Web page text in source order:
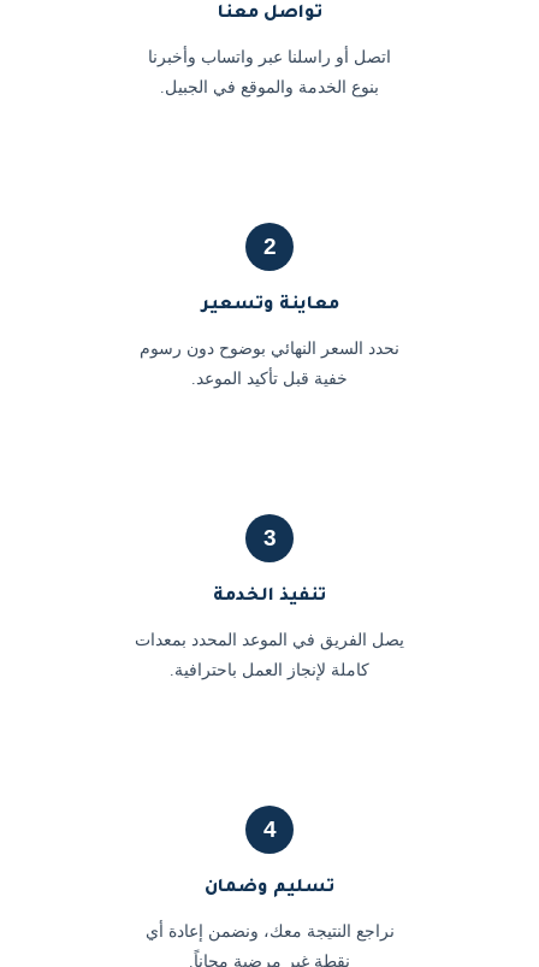
تواصل معنا
اتصل أو راسلنا عبر واتساب وأخبرنا
بنوع الخدمة والموقع في الجبيل.
2
معاينة وتسعير
نحدد السعر النهائي بوضوح دون رسوم
خفية قبل تأكيد الموعد.
3
تنفيذ الخدمة
يصل الفريق في الموعد المحدد بمعدات
كاملة لإنجاز العمل باحترافية.
4
تسليم وضمان
نراجع النتيجة معك، ونضمن إعادة أي
نقطة غير مرضية مجاناً.